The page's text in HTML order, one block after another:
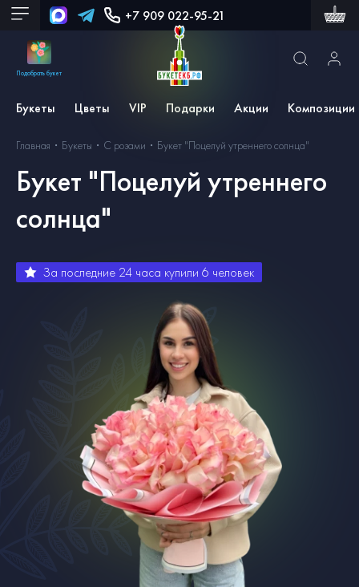
+7 909 022-95-21
Подобрать букет
Букеты Цветы VIP Подарки Акции Композиции
Главная Букеты С розами Букет "Поцелуй утреннего солнца"
Букет "Поцелуй утреннего
солнца"
За последние 24 часа купили 6 человек